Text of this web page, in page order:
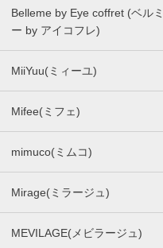
Belleme by Eye coffret (ベルミ
ー by アイコフレ)
MiiYuu(ミィーユ)
Mifee(ミフェ)
mimuco(ミムコ)
Mirage(ミラージュ)
MEVILAGE(メビラージュ)